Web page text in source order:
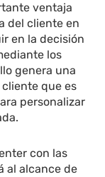
ventaja
del cliente en
en la decisión
los
genera una
que es
personalizar
con las
al alcance de